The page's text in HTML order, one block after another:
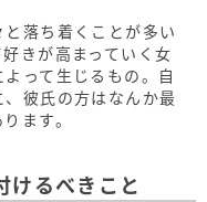
落ち着くことが多い
きが高まっていく女
って生じるもの。自
彼氏の方はなんか最
ます。
けるべきこと